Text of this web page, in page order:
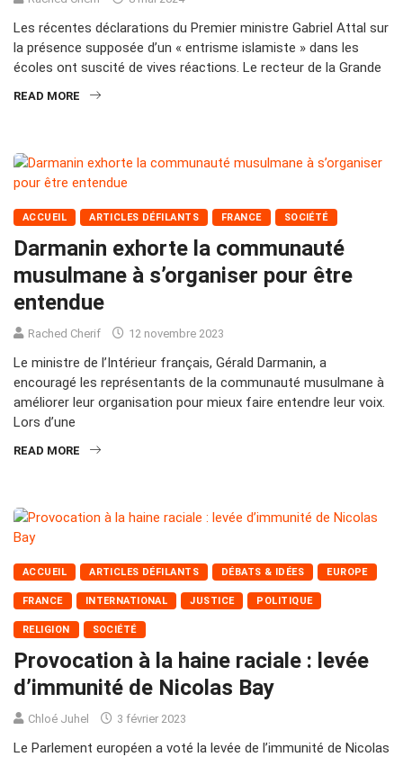
Les récentes déclarations du Premier ministre Gabriel Attal sur
la présence supposée d’un « entrisme islamiste » dans les
écoles ont suscité de vives réactions. Le recteur de la Grande
READ MORE
ACCUEIL ARTICLES DÉFILANTS FRANCE SOCIÉTÉ
Darmanin exhorte la communauté
musulmane à s’organiser pour être
entendue
Rached Cherif 12 novembre 2023
Le ministre de l’Intérieur français, Gérald Darmanin, a
encouragé les représentants de la communauté musulmane à
améliorer leur organisation pour mieux faire entendre leur voix.
Lors d’une
READ MORE
ACCUEIL ARTICLES DÉFILANTS DÉBATS & IDÉES EUROPE
FRANCE INTERNATIONAL JUSTICE POLITIQUE
RELIGION SOCIÉTÉ
Provocation à la haine raciale : levée
d’immunité de Nicolas Bay
Chloé Juhel 3 février 2023
Le Parlement européen a voté la levée de l’immunité de Nicolas